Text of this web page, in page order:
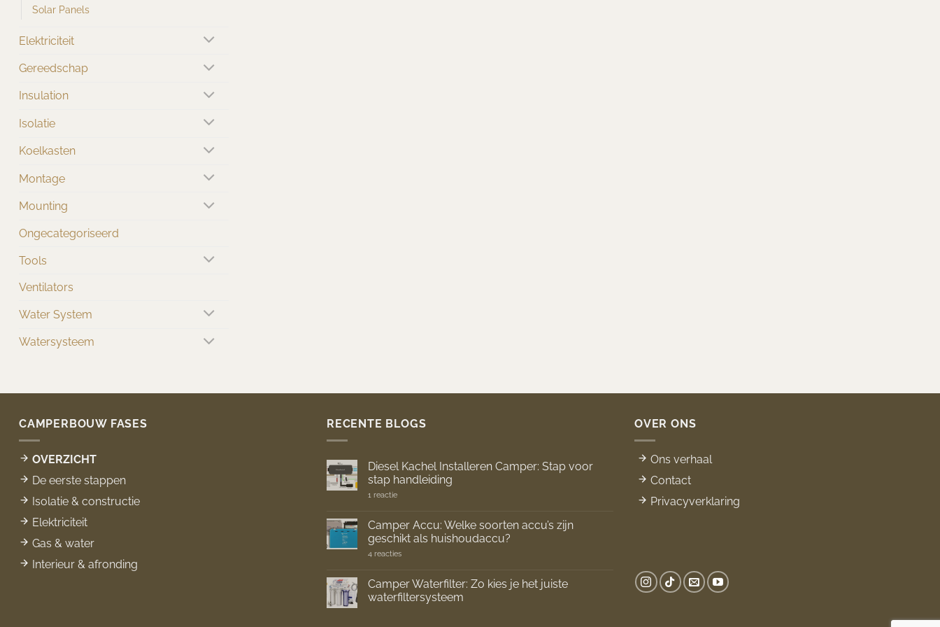
Solar Panels
Elektriciteit
Gereedschap
Insulation
Isolatie
Koelkasten
Montage
Mounting
Ongecategoriseerd
Tools
Ventilators
Water System
Watersysteem
CAMPERBOUW FASES
OVERZICHT
De eerste stappen
Isolatie & constructie
Elektriciteit
Gas & water
Interieur & afronding
RECENTE BLOGS
Diesel Kachel Installeren Camper: Stap voor
stap handleiding
1 reactieop
Installeren
Camper:
Stap
stap
Camper Accu: Welke soorten accu’s zijn
geschikt als huishoudaccu?
4 reactiesop
Welke
soorten
accu’s
Camper Waterfilter: Zo kies je het juiste
waterfiltersysteem
OVER ONS
Ons verhaal
Contact
Privacyverklaring